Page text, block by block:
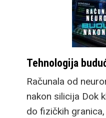
Tehnologija
Računala od
nakon silicija Dok
do fizičkih